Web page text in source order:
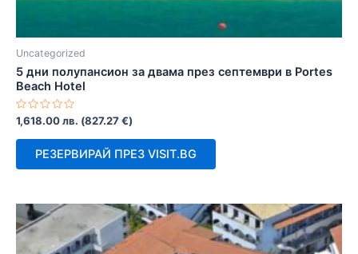
Uncategorized
5 дни полупансион за двама през септември в Portes
Beach Hotel
Оценено
с
0
1,618.00лв. (827.27€)
РЕЗЕРВИРАЙ ПРЕЗ VISIT.BG